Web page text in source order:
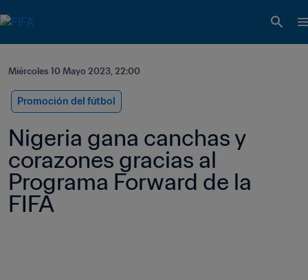
Miércoles 10 Mayo 2023, 22:00
Promoción del fútbol
Nigeria gana canchas y
corazones gracias al
Programa Forward de la
FIFA